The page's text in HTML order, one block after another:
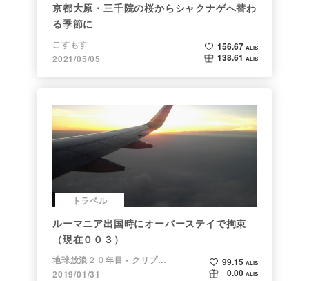
京都大原・三千院の桜からシャクナゲへ替わ
る季節に
こすもす
2021/05/05
156.67 ALIS
138.61 ALIS
トラベル
ルーマニア出国時にオーバーステイで拘束
（現在００３）
地球放浪２０年目 - クリプトラベラー
2019/01/31
99.15 ALIS
0.00 ALIS